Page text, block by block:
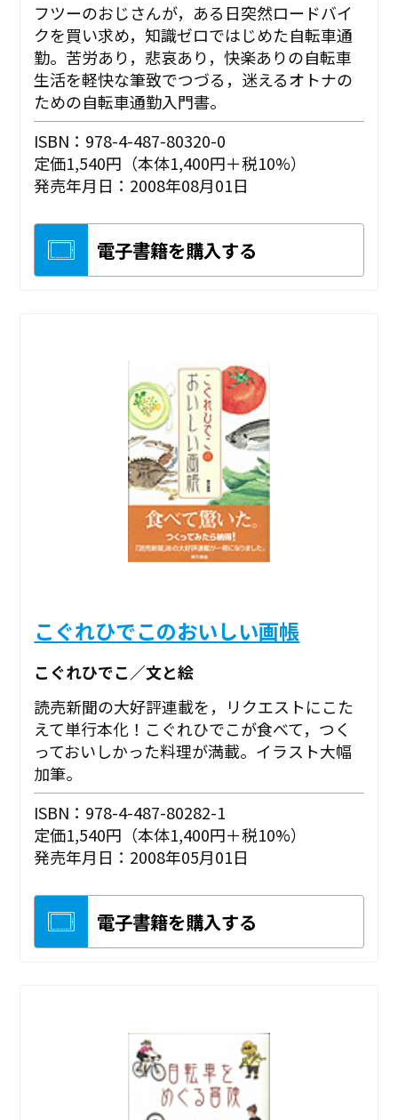
フツーのおじさんが，ある日突然ロードバイ
クを買い求め，知識ゼロではじめた自転車通
勤。苦労あり，悲哀あり，快楽ありの自転車
生活を軽快な筆致でつづる，迷えるオトナの
ための自転車通勤入門書。
ISBN：978-4-487-80320-0
定価1,540円（本体1,400円＋税10%）
発売年月日：2008年08月01日
電子書籍を購入する
こぐれひでこのおいしい画帳
こぐれひでこ／文と絵
読売新聞の大好評連載を，リクエストにこた
えて単行本化！こぐれひでこが食べて，つく
っておいしかった料理が満載。イラスト大幅
加筆。
ISBN：978-4-487-80282-1
定価1,540円（本体1,400円＋税10%）
発売年月日：2008年05月01日
電子書籍を購入する